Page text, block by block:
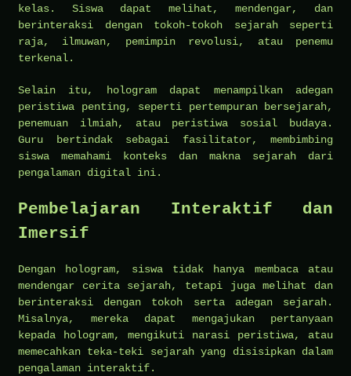
kelas. Siswa dapat melihat, mendengar, dan
berinteraksi dengan tokoh-tokoh sejarah seperti
raja, ilmuwan, pemimpin revolusi, atau penemu
terkenal.
Selain itu, hologram dapat menampilkan adegan
peristiwa penting, seperti pertempuran bersejarah,
penemuan ilmiah, atau peristiwa sosial budaya.
Guru bertindak sebagai fasilitator, membimbing
siswa memahami konteks dan makna sejarah dari
pengalaman digital ini.
Pembelajaran Interaktif dan
Imersif
Dengan hologram, siswa tidak hanya membaca atau
mendengar cerita sejarah, tetapi juga melihat dan
berinteraksi dengan tokoh serta adegan sejarah.
Misalnya, mereka dapat mengajukan pertanyaan
kepada hologram, mengikuti narasi peristiwa, atau
memecahkan teka-teki sejarah yang disisipkan dalam
pengalaman interaktif.